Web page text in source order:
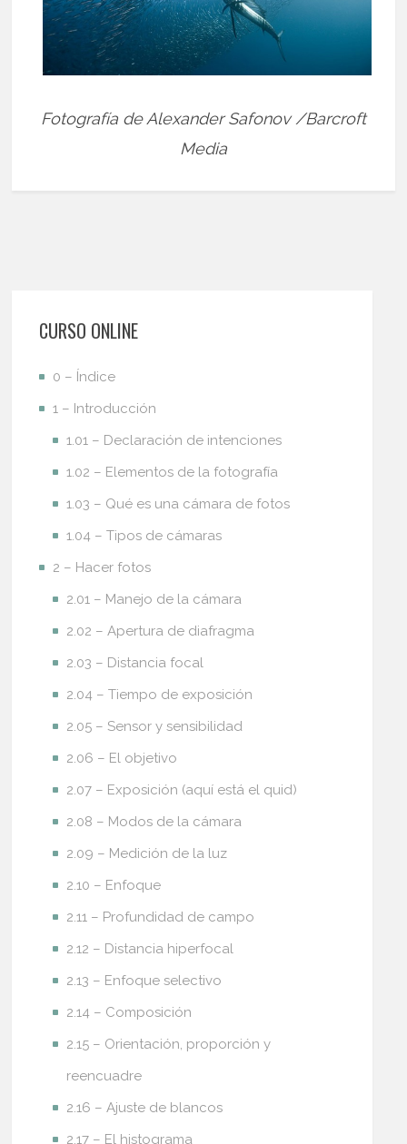
Fotografía de Alexander Safonov /Barcroft
Media
CURSO ONLINE
0 – Índice
1 – Introducción
1.01 – Declaración de intenciones
1.02 – Elementos de la fotografía
1.03 – Qué es una cámara de fotos
1.04 – Tipos de cámaras
2 – Hacer fotos
2.01 – Manejo de la cámara
2.02 – Apertura de diafragma
2.03 – Distancia focal
2.04 – Tiempo de exposición
2.05 – Sensor y sensibilidad
2.06 – El objetivo
2.07 – Exposición (aquí está el quid)
2.08 – Modos de la cámara
2.09 – Medición de la luz
2.10 – Enfoque
2.11 – Profundidad de campo
2.12 – Distancia hiperfocal
2.13 – Enfoque selectivo
2.14 – Composición
2.15 – Orientación, proporción y
reencuadre
2.16 – Ajuste de blancos
2.17 – El histograma